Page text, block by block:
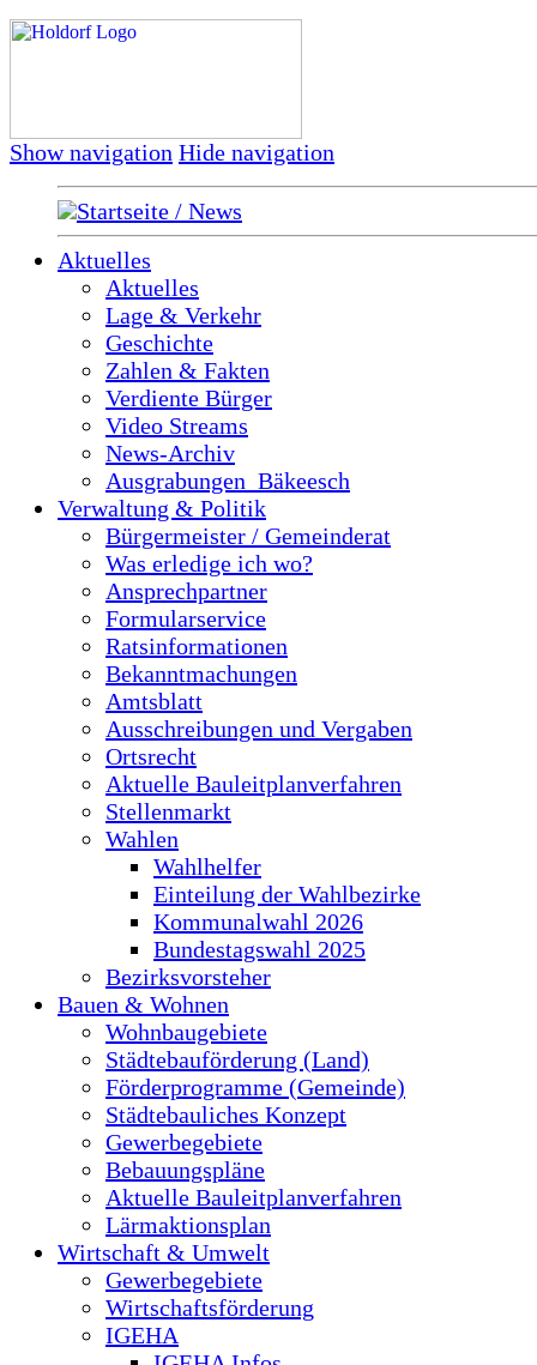
Show navigation Hide navigation
Startseite / News
Aktuelles
Aktuelles
Lage & Verkehr
Geschichte
Zahlen & Fakten
Verdiente Bürger
Video Streams
News-Archiv
Ausgrabungen_Bäkeesch
Verwaltung & Politik
Bürgermeister / Gemeinderat
Was erledige ich wo?
Ansprechpartner
Formularservice
Ratsinformationen
Bekanntmachungen
Amtsblatt
Ausschreibungen und Vergaben
Ortsrecht
Aktuelle Bauleitplanverfahren
Stellenmarkt
Wahlen
Wahlhelfer
Einteilung der Wahlbezirke
Kommunalwahl 2026
Bundestagswahl 2025
Bezirksvorsteher
Bauen & Wohnen
Wohnbaugebiete
Städtebauförderung (Land)
Förderprogramme (Gemeinde)
Städtebauliches Konzept
Gewerbegebiete
Bebauungspläne
Aktuelle Bauleitplanverfahren
Lärmaktionsplan
Wirtschaft & Umwelt
Gewerbegebiete
Wirtschaftsförderung
IGEHA